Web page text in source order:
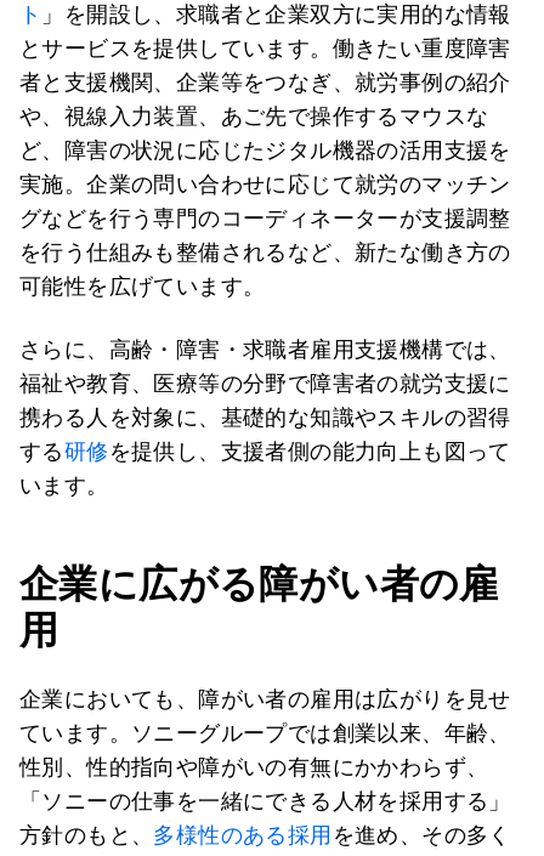
ト 」を開設し、求職者と企業双方に実用的な情報
とサービスを提供しています。働きたい重度障害
者と支援機関、企業等をつなぎ、就労事例の紹介
や、視線入力装置、あご先で操作するマウスな
ど、障害の状況に応じたジタル機器の活用支援を
実施。企業の問い合わせに応じて就労のマッチン
グなどを行う専門のコーディネーターが支援調整
を行う仕組みも整備されるなど、新たな働き方の
可能性を広げています。
さらに、高齢・障害・求職者雇用支援機構では、
福祉や教育、医療等の分野で障害者の就労支援に
携わる人を対象に、基礎的な知識やスキルの習得
する研修を提供し、支援者側の能力向上も図って
います。
企業に広がる障がい者の雇
用
企業においても、障がい者の雇用は広がりを見せ
ています。ソニーグループでは創業以来、年齢、
性別、性的指向や障がいの有無にかかわらず、
「ソニーの仕事を一緒にできる人材を採用する」
方針のもと、 多様性のある採用 を進め、その多く